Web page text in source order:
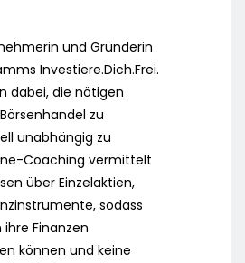
und Gründerin
Investiere.Dich.Frei.
dabei, die nötigen
zu
unabhängig zu
Coaching vermittelt
über Einzelaktien,
sodass
Finanzen
können und keine